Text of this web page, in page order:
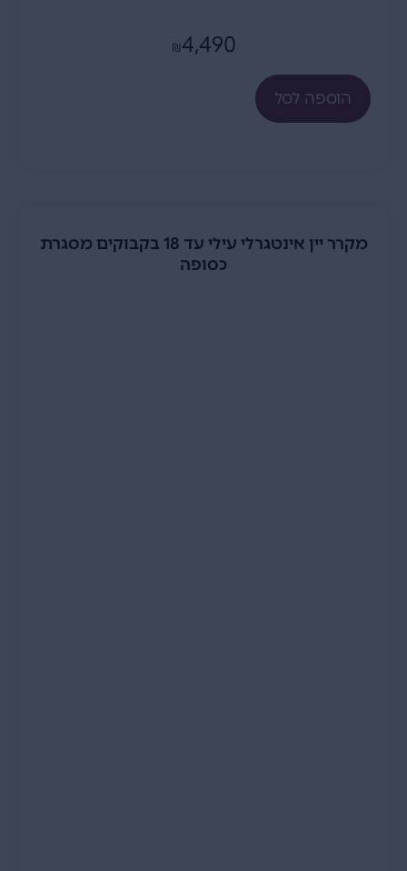
₪ 4,490
הוספה לסל
מקרר יין אינטגרלי עילי עד 18 בקבוקים מסגרת
כסופה